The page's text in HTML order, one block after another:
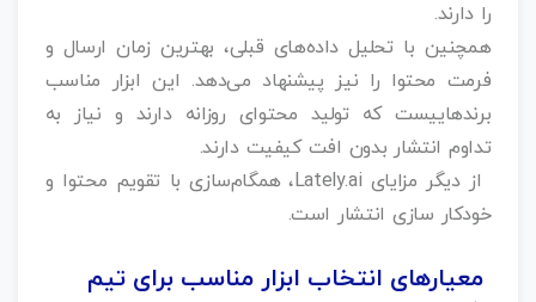
را دارند.
همچنین با تحلیل داده‌های قبلی، بهترین زمان ارسال و
فرمت محتوا را نیز پیشنهاد می‌دهد. این ابزار مناسب
برندهاییست که تولید محتوای روزانه دارند و نیاز به
تداوم انتشار بدون افت کیفیت دارند.
از دیگر مزایای Lately.ai، همگام‌سازی با تقویم محتوا و
خودکار سازی انتشار است.
معیارهای انتخاب ابزار مناسب برای تیم